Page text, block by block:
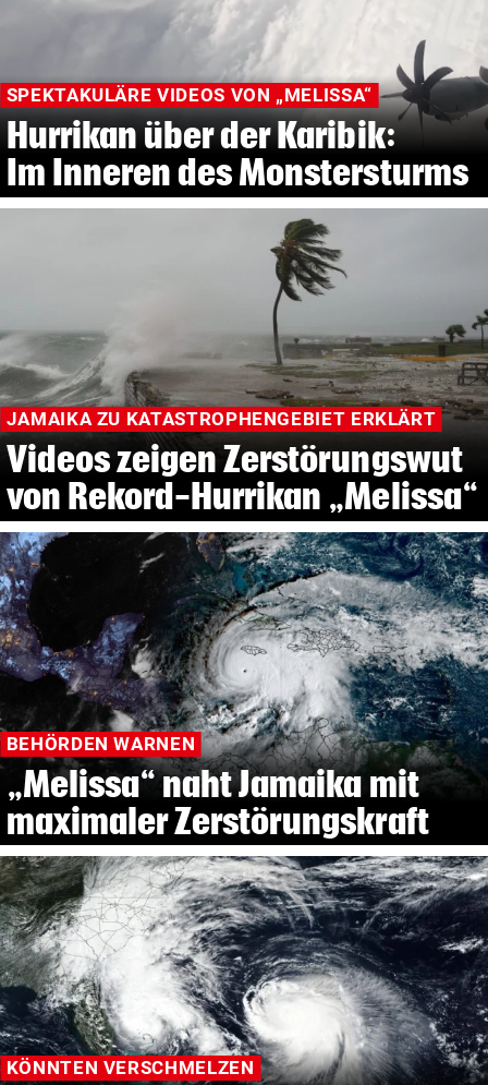
SPEKTAKULÄRE VIDEOS VON „MELISSA“
Hurrikan über der Karibik:
Im Inneren des Monstersturms
JAMAIKA ZU KATASTROPHENGEBIET ERKLÄRT
Videos zeigen Zerstörungswut
von Rekord-Hurrikan „Melissa“
BEHÖRDEN WARNEN
„Melissa“ naht Jamaika mit
maximaler Zerstörungskraft
KÖNNTEN VERSCHMELZEN